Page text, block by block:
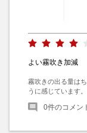
よい霧吹き加減
霧吹きの出る量は
うに感じています。
0件のコメン